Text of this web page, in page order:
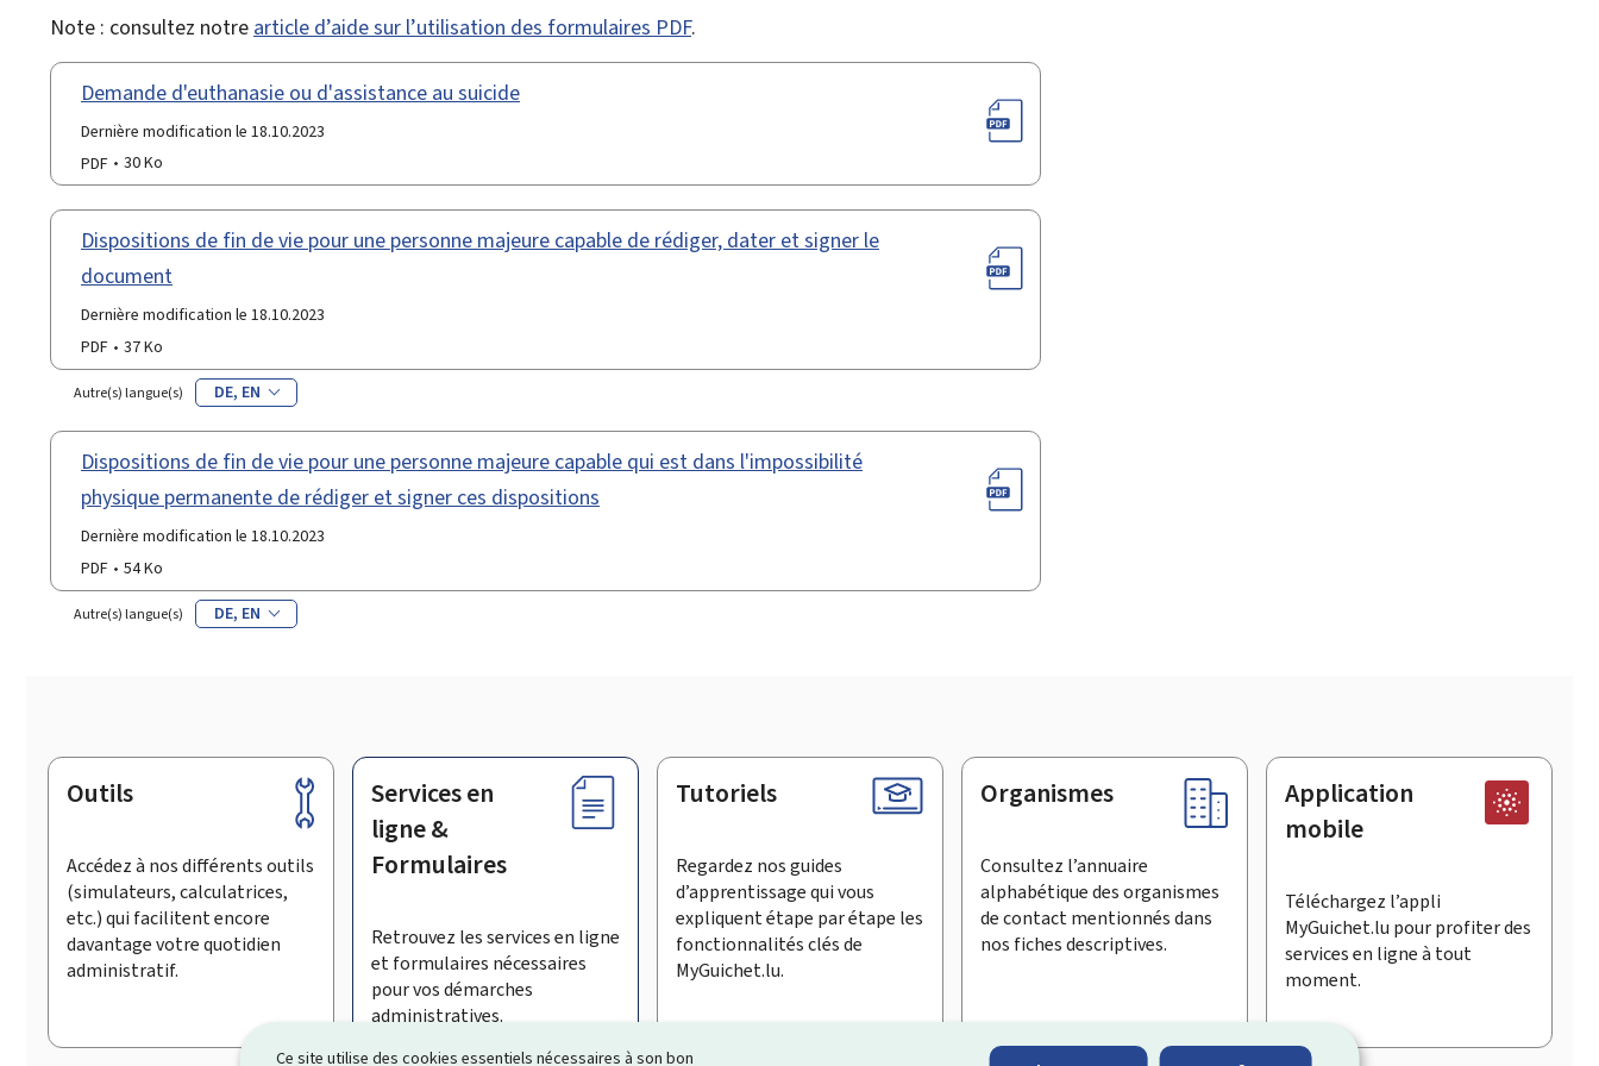
Ce site utilise des cookies essentiels nécessaires à son bon
Note : consultez notre article d’aide sur l’utilisation des formulaires PDF.
Demande d'euthanasie ou d'assistance au suicide
Dernière modification le 18.10.2023
PDF
30 Ko
Dispositions de fin de vie pour une personne majeure capable de rédiger, dater et signer le
document
Dernière modification le 18.10.2023
PDF
37 Ko
Autre(s) langue(s) DE EN
Dispositions de fin de vie pour une personne majeure capable qui est dans l'impossibilité
physique permanente de rédiger et signer ces dispositions
Dernière modification le 18.10.2023
PDF
54 Ko
Autre(s) langue(s) DE EN
Pied
page
Outils
Accédez à nos différents outils
(simulateurs, calculatrices,
etc.) qui facilitent encore
davantage votre quotidien
administratif.
Services en
ligne &
Formulaires
Retrouvez les services en ligne
et formulaires nécessaires
pour vos démarches
administratives.
Tutoriels
Regardez nos guides
d’apprentissage qui vous
expliquent étape par étape les
fonctionnalités clés de
MyGuichet.lu.
Organismes
Consultez l’annuaire
alphabétique des organismes
de contact mentionnés dans
nos fiches descriptives.
Application
mobile
Téléchargez l’appli
MyGuichet.lu pour profiter des
services en ligne à tout
moment.